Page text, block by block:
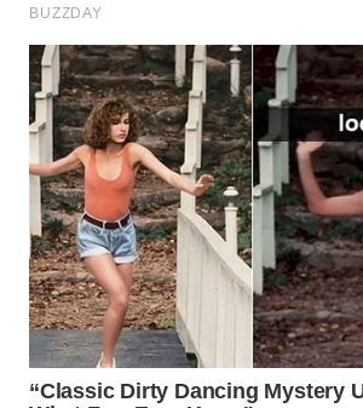
WN
KEPULAUAN
SERIBU
WN
TANGERANG
WN
BINJAI
WN
CIREBON